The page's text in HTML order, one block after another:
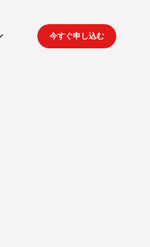
今すぐ申し込む